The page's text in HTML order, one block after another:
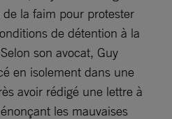
la faim pour protester
de détention à la
son avocat, Guy
en isolement dans une
avoir rédigé une lettre à
les mauvaises